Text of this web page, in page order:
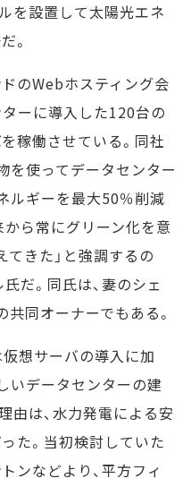
を設置して太陽光エネ
。
のWebホスティング会
ーに導入した120台の
稼働させている。同社
を使ってデータセンター
ルギーを最大50％削減
から常にグリーン化を意
てきた」と強調するの
だ。同氏は、妻のシェ
共同オーナーでもある。
想サーバの導入に加
いデータセンターの建
由は、水力発電による安
た。当初検討していた
ンなどより、平方フィ